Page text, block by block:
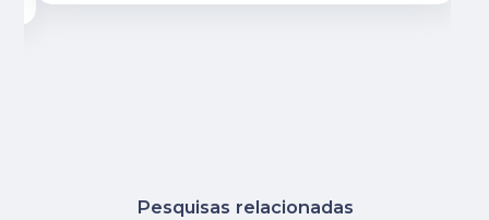
Pesquisas relacionadas